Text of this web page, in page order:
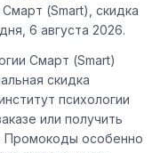
(Smart), скидка
6 августа 2026.
Смарт (Smart)
скидка
психологии
или получить
Промокоды особенно